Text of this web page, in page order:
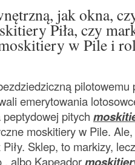
jak okna,
Piła, czy
w Pile i
pilotowemu
emerytowania
pitych
moskitiery w Pile.
Sklep, to markizy,
. albo Kapeador